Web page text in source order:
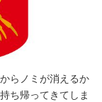
らノミが消えるか
ち帰ってきてしま